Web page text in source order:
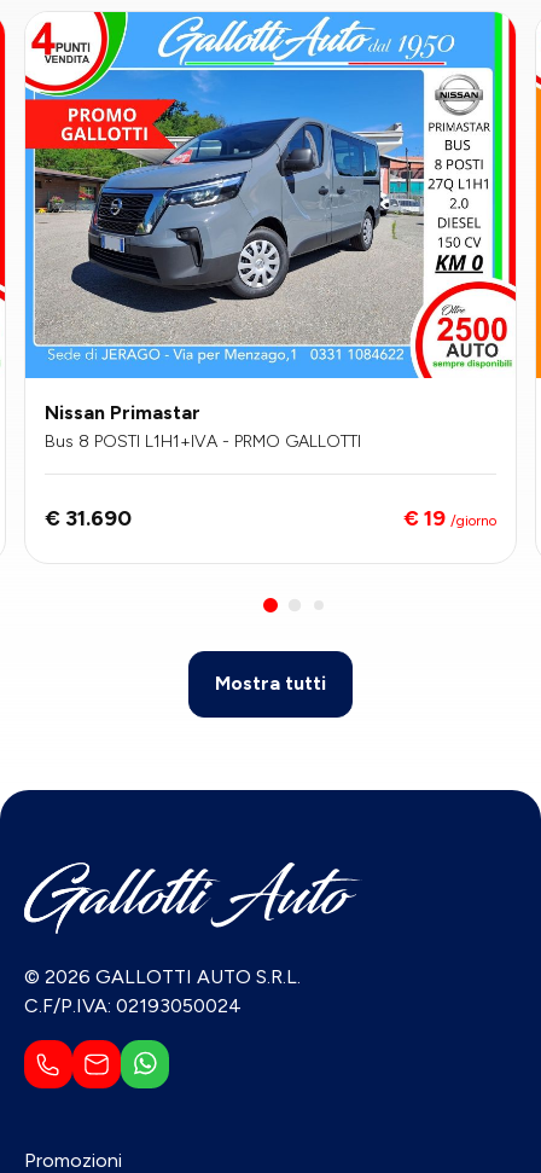
Nissan Primastar
Bus 8 POSTI L1H1+IVA - PRMO GALLOTTI
€ 31.690 € 19 /giorno
Mostra tutti
© 2026 GALLOTTI AUTO S.R.L.
C.F/P.IVA: 02193050024
Promozioni